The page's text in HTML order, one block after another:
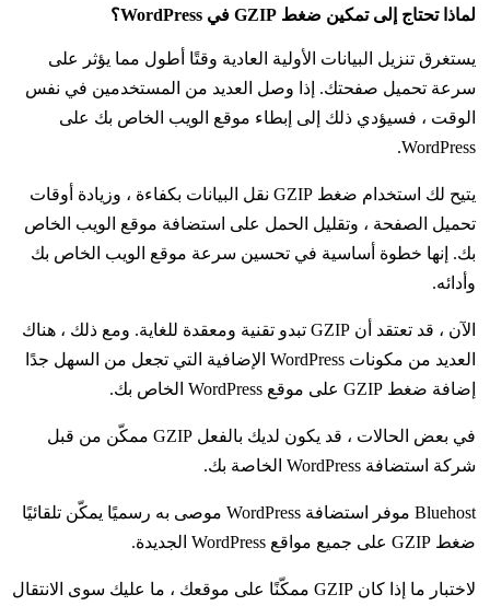
لماذا تحتاج إلى تمكين ضغط GZIP في WordPress؟
يستغرق تنزيل البيانات الأولية العادية وقتًا أطول مما يؤثر على
سرعة تحميل صفحتك. إذا وصل العديد من المستخدمين في نفس
الوقت ، فسيؤدي ذلك إلى إبطاء موقع الويب الخاص بك على
WordPress.
يتيح لك استخدام ضغط GZIP نقل البيانات بكفاءة ، وزيادة أوقات
تحميل الصفحة ، وتقليل الحمل على استضافة موقع الويب الخاص
بك. إنها خطوة أساسية في تحسين سرعة موقع الويب الخاص بك
وأدائه.
الآن ، قد تعتقد أن GZIP تبدو تقنية ومعقدة للغاية. ومع ذلك ، هناك
العديد من مكونات WordPress الإضافية التي تجعل من السهل جدًا
إضافة ضغط GZIP على موقع WordPress الخاص بك.
في بعض الحالات ، قد يكون لديك بالفعل GZIP ممكّن من قبل
شركة استضافة WordPress الخاصة بك.
Bluehost موفر استضافة WordPress موصى به رسميًا يمكّن تلقائيًا
ضغط GZIP على جميع مواقع WordPress الجديدة.
لاختبار ما إذا كان GZIP ممكّنًا على موقعك ، ما عليك سوى الانتقال